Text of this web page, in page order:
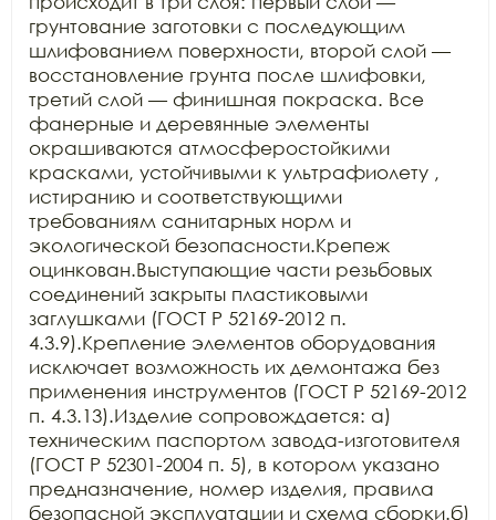
грунтование заготовки с последующим
шлифованием поверхности, второй слой —
восстановление грунта после шлифовки,
третий слой — финишная покраска. Все
фанерные и деревянные элементы
окрашиваются атмосферостойкими
красками, устойчивыми к ультрафиолету ,
истиранию и соответствующими
требованиям санитарных норм и
экологической безопасности.Крепеж
оцинкован.Выступающие части резьбовых
соединений закрыты пластиковыми
заглушками (ГОСТ Р 52169-2012 п.
4.3.9).Крепление элементов оборудования
исключает возможность их демонтажа без
применения инструментов (ГОСТ Р 52169-2012
п. 4.3.13).Изделие сопровождается: а)
техническим паспортом завода-изготовителя
(ГОСТ Р 52301-2004 п. 5), в котором указано
предназначение, номер изделия, правила
безопасной эксплуатации и схема сборки.б)